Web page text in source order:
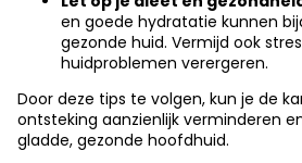
en goede hydratatie kunnen
gezonde huid. Vermijd ook
huidproblemen verergeren.
Door deze tips te volgen, kun je de
ontsteking aanzienlijk verminderen
gladde, gezonde hoofdhuid.